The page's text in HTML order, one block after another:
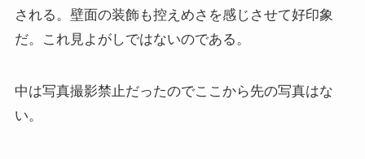
される。壁面の装飾も控えめさを感じさせて好印象
だ。これ見よがしではないのである。
中は写真撮影禁止だったのでここから先の写真はな
い。